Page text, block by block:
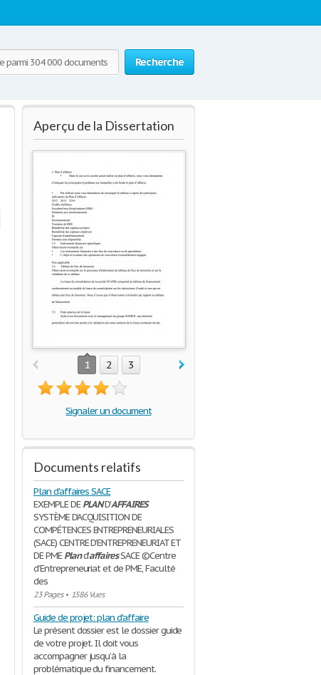
Recherche
Aperçu de la Dissertation
1 2 3
Signaler un document
Documents relatifs
Plan d'affaires SACE
EXEMPLE DEPLAND'AFFAIRES
SYSTÈME D’ACQUISITION DE
COMPÉTENCES ENTREPRENEURIALES
(SACE) CENTRE D’ENTREPRENEURIAT ET
DE PMEPland'affairesSACE ©Centre
d’Entrepreneuriat et de PME, Faculté
des
23 Pages• 1586 Vues
Guide de projet: plan d'affaire
Le présent dossier est le dossier guide
de votre projet. Il doit vous
accompagner jusqu’à la
problématique du financement.